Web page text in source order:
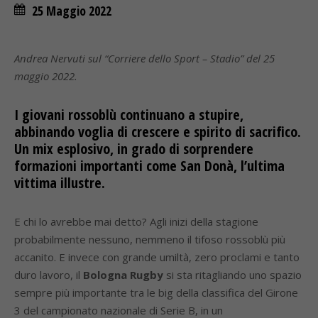
25 Maggio 2022
Andrea Nervuti sul “Corriere dello Sport – Stadio” del 25
maggio 2022.
I giovani rossoblù continuano a stupire,
abbinando voglia di crescere e spirito di sacrifico.
Un mix esplosivo, in grado di sorprendere
formazioni importanti come San Donà, l’ultima
vittima illustre.
E chi lo avrebbe mai detto? Agli inizi della stagione
probabilmente nessuno, nemmeno il tifoso rossoblù più
accanito. E invece con grande umiltà, zero proclami e tanto
duro lavoro, il Bologna Rugby si sta ritagliando uno spazio
sempre più importante tra le big della classifica del Girone
3 del campionato nazionale di Serie B, in un